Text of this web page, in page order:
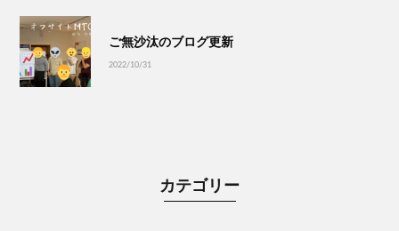
ご無沙汰のブログ更新
2022/10/31
カテゴリー